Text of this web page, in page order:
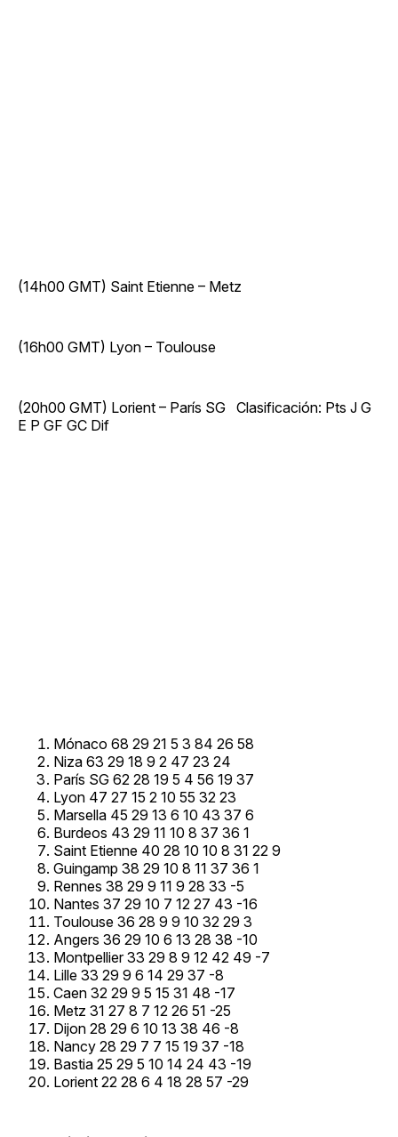
(14h00 GMT) Saint Etienne – Metz
(16h00 GMT) Lyon – Toulouse
(20h00 GMT) Lorient – París SG Clasificación: Pts J G
E P GF GC Dif
Mónaco 68 29 21 5 3 84 26 58
Niza 63 29 18 9 2 47 23 24
París SG 62 28 19 5 4 56 19 37
Lyon 47 27 15 2 10 55 32 23
Marsella 45 29 13 6 10 43 37 6
Burdeos 43 29 11 10 8 37 36 1
Saint Etienne 40 28 10 10 8 31 22 9
Guingamp 38 29 10 8 11 37 36 1
Rennes 38 29 9 11 9 28 33 -5
Nantes 37 29 10 7 12 27 43 -16
Toulouse 36 28 9 9 10 32 29 3
Angers 36 29 10 6 13 28 38 -10
Montpellier 33 29 8 9 12 42 49 -7
Lille 33 29 9 6 14 29 37 -8
Caen 32 29 9 5 15 31 48 -17
Metz 31 27 8 7 12 26 51 -25
Dijon 28 29 6 10 13 38 46 -8
Nancy 28 29 7 7 15 19 37 -18
Bastia 25 29 5 10 14 24 43 -19
Lorient 22 28 6 4 18 28 57 -29